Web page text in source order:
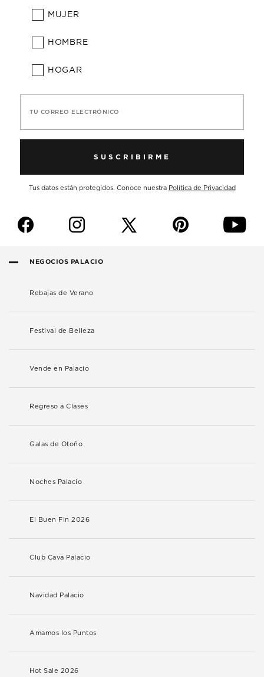
MUJER
HOMBRE
HOGAR
TU CORREO ELECTRÓNICO
SUSCRIBIRME
Tus datos están protegidos. Conoce nuestra Política de Privacidad
f i p y
NEGOCIOS PALACIO
Rebajas de Verano
Festival de Belleza
Vende en Palacio
Regreso a Clases
Galas de Otoño
Noches Palacio
El Buen Fin 2026
Club Cava Palacio
Navidad Palacio
Amamos los Puntos
Hot Sale 2026